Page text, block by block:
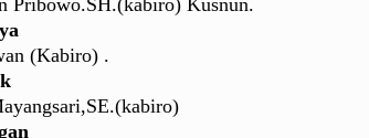
Pribowo.SH.(kabiro) Kusnun.
(Kabiro) .